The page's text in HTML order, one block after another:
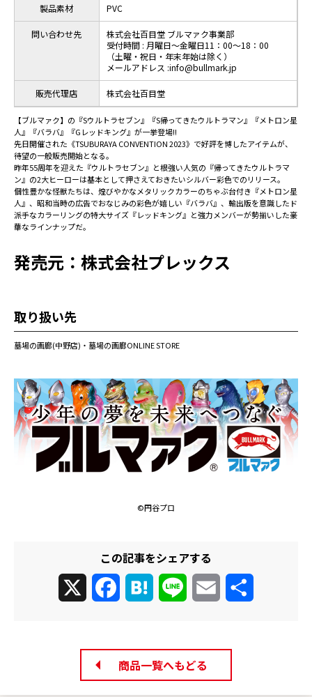
製品素材 PVC
問い合わせ先
株式会社百目堂 ブルマァク事業部
受付時間 : 月曜日～金曜日11：00～18：00
（土曜・祝日・年末年始は除く）
メールアドレス :info@bullmark.jp
販売代理店 株式会社百目堂
【ブルマァク】の『Sウルトラセブン』『S帰ってきたウルトラマン』『メトロン星
人』『バラバ』『Gレッドキング』が一挙登場!!
先日開催された《TSUBURAYA CONVENTION 2023》で好評を博したアイテムが、
待望の一般販売開始となる。
昨年55周年を迎えた『ウルトラセブン』と根強い人気の『帰ってきたウルトラマ
ン』の2大ヒーローは基本として押さえておきたいシルバー彩色でのリリース。
個性豊かな怪獣たちは、煌びやかなメタリックカラーのちゃぶ台付き『メトロン星
人』、昭和当時の広告でおなじみの彩色が嬉しい『バラバ』、輸出版を意識したド
派手なカラーリングの特大サイズ『レッドキング』と強力メンバーが勢揃いした豪
華なラインナップだ。
発売元：株式会社プレックス
取り扱い先
墓場の画廊(中野店)・墓場の画廊ONLINE STORE
©円谷プロ
この記事をシェアする
FacebookHatena Line Email
商品一覧へもどる